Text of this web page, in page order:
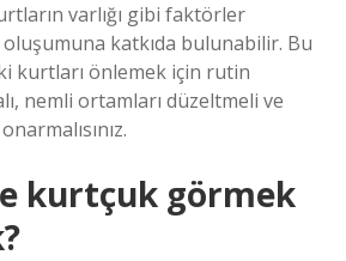
varlığı gibi faktörler
katkıda bulunabilir. Bu
kurtları önlemek için rutin
nemli ortamları düzeltmeli ve
kurtçuk görmek